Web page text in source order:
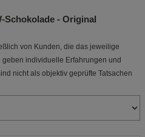
Schokolade - Original
von Kunden, die das jeweilige
individuelle Erfahrungen und
nicht als objektiv geprüfte Tatsachen